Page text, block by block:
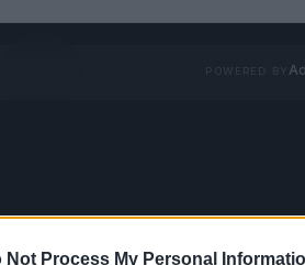
Not Process My Personal
Ad